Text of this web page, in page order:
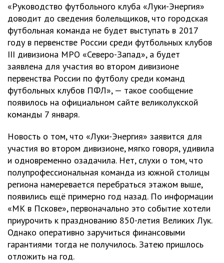
«Руководство футбольного клуба «Луки-Энергия»
доводит до сведения болельщиков, что городская
футбольная команда не будет выступать в 2017
году в первенстве России среди футбольных клубов
III дивизиона МРО «Северо-Запад», а будет
заявлена для участия во втором дивизионе
первенства России по футболу среди команд
футбольных клубов ПФЛ», — такое сообщение
появилось на официальном сайте великолукской
команды 7 января.
Новость о том, что «Луки-Энергия» заявится для
участия во втором дивизионе, мягко говоря, удивила
и одновременно озадачила. Нет, слухи о том, что
полупрофессиональная команда из южной столицы
региона намеревается перебраться этажом выше,
появились ещё примерно год назад. По информации
«МК в Пскове», первоначально это событие хотели
приурочить к празднованию 850-летия Великих Лук.
Однако оперативно заручиться финансовыми
гарантиями тогда не получилось. Затею пришлось
отложить на год.